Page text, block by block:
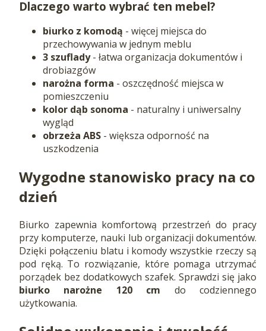
Dlaczego warto wybrać ten mebel?
biurko z komodą - więcej miejsca do
przechowywania w jednym meblu
3 szuflady- łatwa organizacja dokumentów i
drobiazgów
narożna forma - oszczędność miejsca w
pomieszczeniu
kolor dąb sonoma - naturalny i uniwersalny
wygląd
obrzeża ABS - większa odporność na
uszkodzenia
Wygodne stanowisko pracy na co
dzień
Biurko zapewnia komfortową przestrzeń do pracy
przy komputerze, nauki lub organizacji dokumentów.
Dzięki połączeniu blatu i komody wszystkie rzeczy są
pod ręką. To rozwiązanie, które pomaga utrzymać
porządek bez dodatkowych szafek. Sprawdzi się jako
biurko narożne 120 cm do codziennego
użytkowania.